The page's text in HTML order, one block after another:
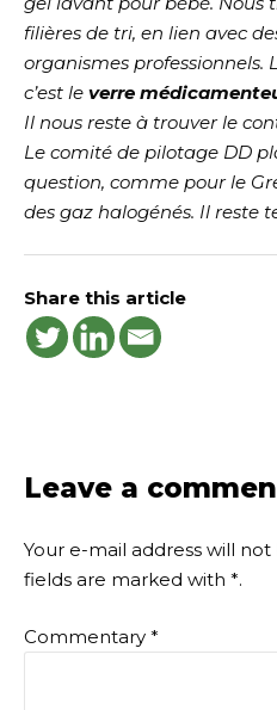
filières de tri, en lien avec
organismes professionnels.
c’est le verre
Il nous reste à trouver le
Le comité de pilotage DD
question, comme pour le
des gaz halogénés. Il reste
Share this article
Leave a
Your e-mail address will
fields are marked with *.
Commentary *